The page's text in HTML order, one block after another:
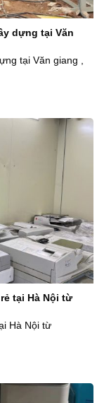
dựng tại Văn
tại Văn giang ,
tại Hà Nội từ
Hà Nội từ